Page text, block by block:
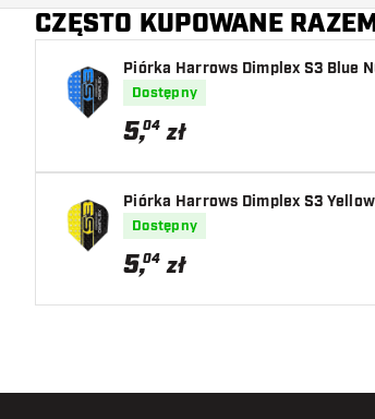
CZĘSTO KUPOWANE
Piórka Harrows Dimplex S3 Blue
Dostępny
5,04 zł
Piórka Harrows Dimplex S3
Dostępny
5,04 zł